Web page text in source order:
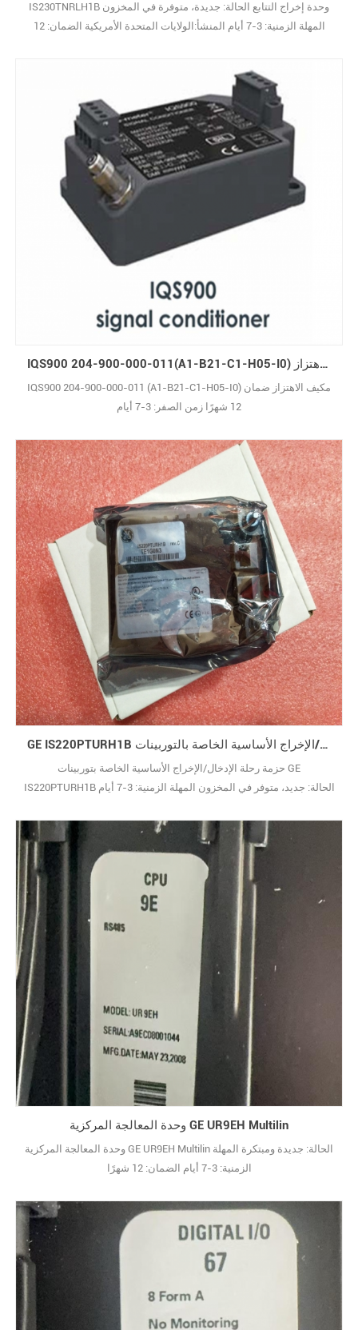
IS230TNRLH1B وحدة إخراج التتابع الحالة: جديدة، متوفرة في المخزون
المهلة الزمنية: 3-7 أيام المنشأ:الولايات المتحدة الأمريكية الضمان: 12
IQS900 204-900-000-011(A1-B21-C1-H05-I0) مكيف إشارة الاهتزاز
IQS900 204-900-000-011 (A1-B21-C1-H05-I0) مكيف الاهتزاز ضمان
12 شهرًا زمن الصفر: 3-7 أيام
GE IS220PTURH1B حزمة رحلة الإدخال/الإخراج الأساسية الخاصة بالتوربينات
حزمة رحلة الإدخال/الإخراج الأساسية الخاصة بتوربينات GE
IS220PTURH1B الحالة: جديد، متوفر في المخزون المهلة الزمنية: 3-7 أيام
وحدة المعالجة المركزية GE UR9EH Multilin
وحدة المعالجة المركزية GE UR9EH Multilin الحالة: جديدة ومبتكرة المهلة
الزمنية: 3-7 أيام الضمان: 12 شهرًا